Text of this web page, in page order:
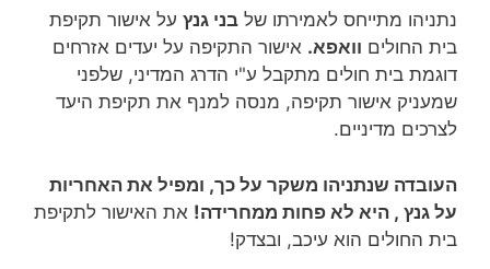
נתניהו מתייחס לאמירתו של בני גנץ על אישור תקיפת
בית החולים וואפא. אישור התקיפה על יעדים אזרחים
דוגמת בית חולים מתקבל ע"י הדרג המדיני, שלפני
שמעניק אישור תקיפה, מנסה למנף את תקיפת היעד
לצרכים מדיניים.
העובדה שנתניהו משקר על כך, ומפיל את האחריות
על גנץ , היא לא פחות ממחרידה! את האישור לתקיפת
בית החולים הוא עיכב, ובצדק!